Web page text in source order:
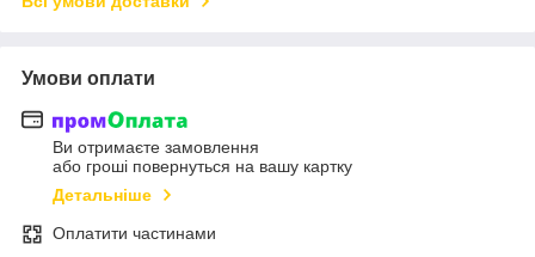
Умови оплати
Ви отримаєте замовлення
або гроші повернуться на вашу картку
Детальніше
Оплатити частинами